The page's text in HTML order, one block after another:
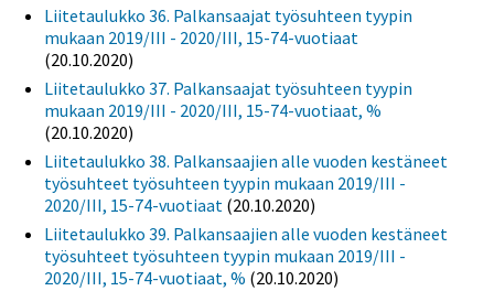
Liitetaulukko 36. Palkansaajat työsuhteen tyypin
mukaan 2019/III - 2020/III, 15-74-vuotiaat
(20.10.2020)
Liitetaulukko 37. Palkansaajat työsuhteen tyypin
mukaan 2019/III - 2020/III, 15-74-vuotiaat, %
(20.10.2020)
Liitetaulukko 38. Palkansaajien alle vuoden kestäneet
työsuhteet työsuhteen tyypin mukaan 2019/III -
2020/III, 15-74-vuotiaat (20.10.2020)
Liitetaulukko 39. Palkansaajien alle vuoden kestäneet
työsuhteet työsuhteen tyypin mukaan 2019/III -
2020/III, 15-74-vuotiaat, % (20.10.2020)